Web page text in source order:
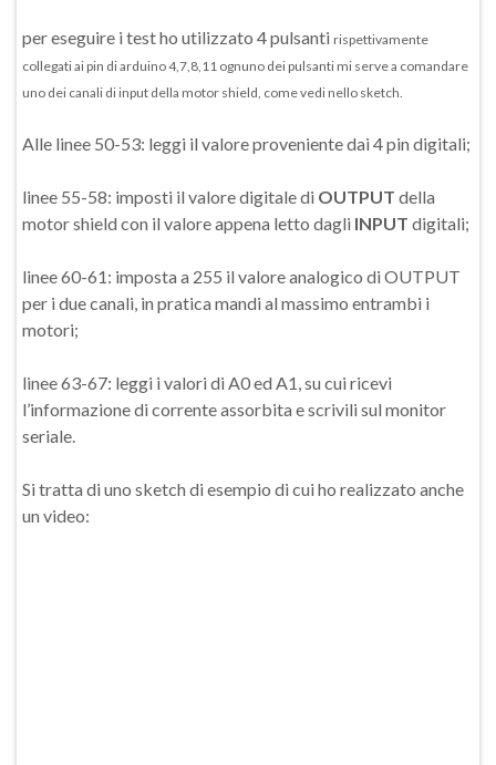
per eseguire i test ho utilizzato 4 pulsanti rispettivamente
collegati ai pin di arduino 4,7,8,11 ognuno dei pulsanti mi serve a comandare
uno dei canali di input della motor shield, come vedi nello sketch.
Alle linee 50-53: leggi il valore proveniente dai 4 pin digitali;
linee 55-58: imposti il valore digitale di OUTPUT della
motor shield con il valore appena letto dagli INPUT digitali;
linee 60-61: imposta a 255 il valore analogico di OUTPUT
per i due canali, in pratica mandi al massimo entrambi i
motori;
linee 63-67: leggi i valori di A0 ed A1, su cui ricevi
l’informazione di corrente assorbita e scrivili sul monitor
seriale.
Si tratta di uno sketch di esempio di cui ho realizzato anche
un video: